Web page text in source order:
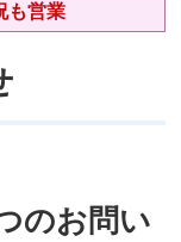
も営業
のお問い